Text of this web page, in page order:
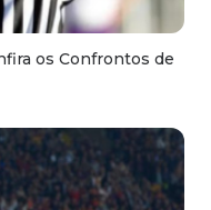
os Confrontos de